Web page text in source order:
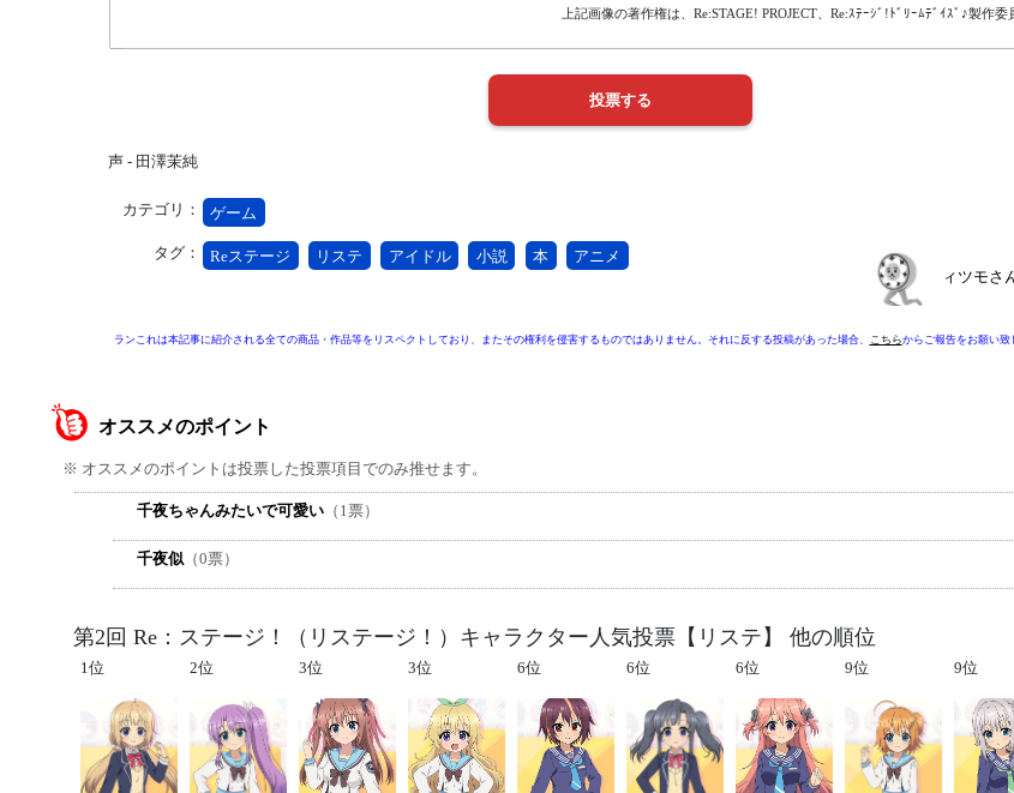
上記画像の著作権は、Re:STAGE! PROJECT、Re:ｽﾃｰｼﾞ!ﾄﾞﾘｰﾑﾃﾞｲｽﾞ♪製作委
声 - 田澤茉純
カテゴリ： ゲーム
タグ： Reステージ リステ アイドル 小説 本 アニメ
ィツモさ
ランこれは本記事に紹介される全ての商品・作品等をリスペクトしており、またその権利を侵害するものではありません。それに反する投稿があった場合、 こちらからご報告をお願い致
オススメのポイント
※ オススメのポイントは投票した投票項目でのみ推せます。
千夜ちゃんみたいで可愛い （1票）
千夜似 （0票）
第2回 Re：ステージ！（リステージ！）キャラクター人気投票【リステ】 他の順位
1位 2位 3位 3位 6位 6位 6位 9位 9位